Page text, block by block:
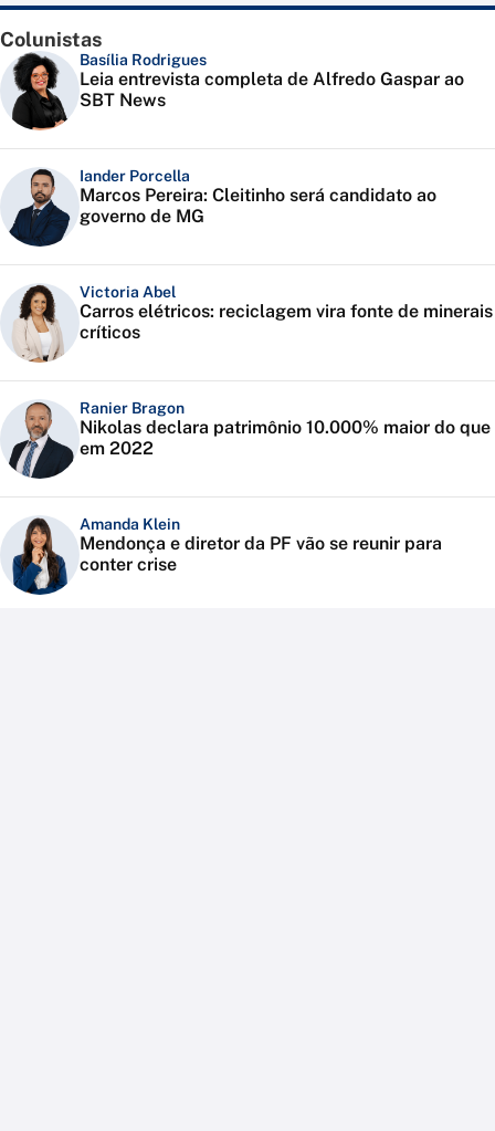
Colunistas
Basília Rodrigues
Leia entrevista completa de Alfredo Gaspar ao
SBT News
Iander Porcella
Marcos Pereira: Cleitinho será candidato ao
governo de MG
Victoria Abel
Carros elétricos: reciclagem vira fonte de minerais
críticos
Ranier Bragon
Nikolas declara patrimônio 10.000% maior do que
em 2022
Amanda Klein
Mendonça e diretor da PF vão se reunir para
conter crise